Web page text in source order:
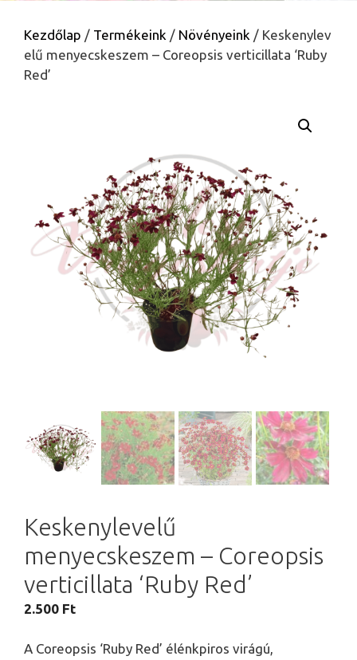
Kezdőlap / Termékeink / Növényeink / Keskenylev
elű menyecskeszem – Coreopsis verticillata ‘Ruby
Red’
Keskenylevelű
menyecskeszem – Coreopsis
verticillata ‘Ruby Red’
2.500 Ft
A Coreopsis ‘Ruby Red’ élénkpiros virágú,